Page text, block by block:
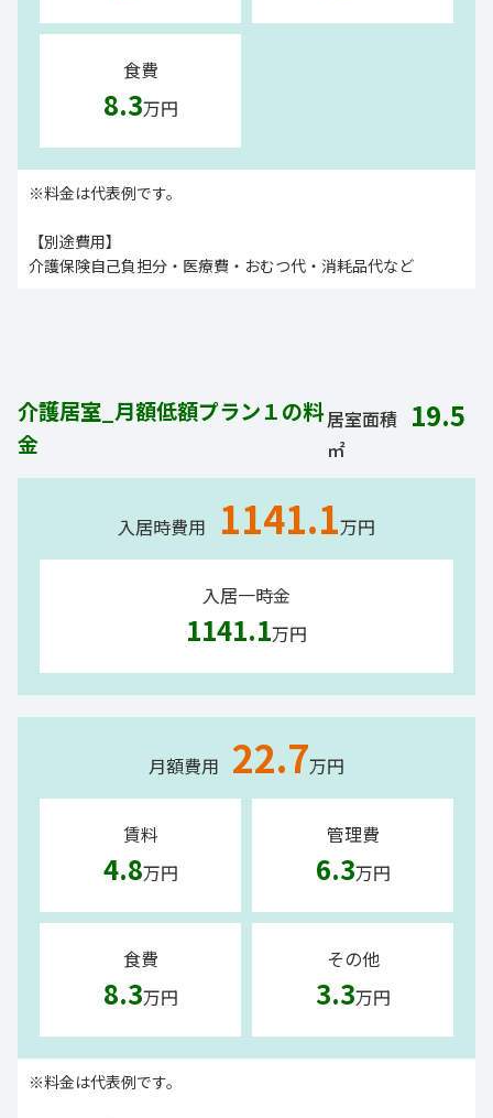
食費
8.3万円
※料金は代表例です。
【別途費用】
介護保険自己負担分・医療費・おむつ代・消耗品代など
介護居室_月額低額プラン１の料
金
居室面積 19.5
㎡
入居時費用 1141.1万円
入居一時金
1141.1万円
月額費用 22.7万円
賃料
4.8万円
管理費
6.3万円
食費
8.3万円
その他
3.3万円
※料金は代表例です。